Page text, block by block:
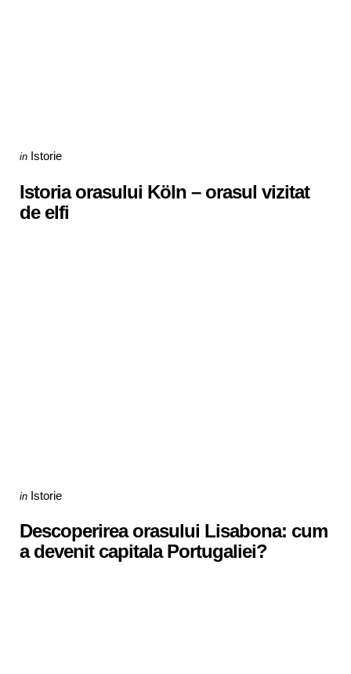
Categories
Posted
in Istorie
Istoria orasului Köln – orasul vizitat
de elfi
Categories
Posted
in Istorie
Descoperirea orasului Lisabona: cum
a devenit capitala Portugaliei?